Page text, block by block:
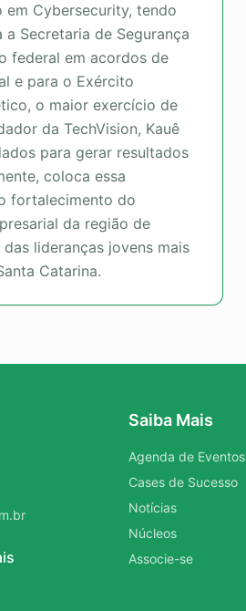
Cybersecurity, tendo
Secretaria de Segurança
federal em acordos de
e para o Exército
o maior exercício de
da TechVision, Kauê
para gerar resultados
coloca essa
fortalecimento do
da região de
lideranças jovens mais
Catarina.
Saiba Mais
Agenda de Eventos
Cases de Sucesso
Notícias
Núcleos
Associe-se